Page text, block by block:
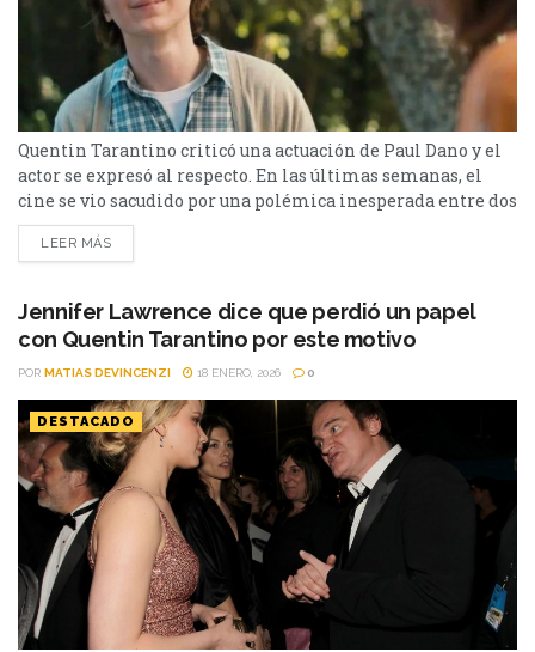
Quentin Tarantino criticó una actuación de Paul Dano y el
actor se expresó al respecto. En las últimas semanas, el
cine se vio sacudido por una polémica inesperada entre dos
figuras respetadas de Hollywood: Paul Dano y Quentin
Tarantino. Lo que empezó como un comentario personal se
cinematográfica. Durante una...
LEER MÁS
Jennifer Lawrence dice que perdió un papel
con Quentin Tarantino por este motivo
POR MATIAS DEVINCENZI 18 ENERO, 2026 0
DESTACADO